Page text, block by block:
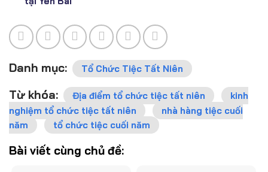
Danh mục: Tổ Chức Tiệc Tất Niên
Từ khóa: Địa điểm tổ chức tiệc tất niên
kinh
nghiệm tổ chức tiệc tất niên
nhà hàng tiệc cuối
năm
tổ chức tiệc cuối năm
Bài viết cùng chủ đề: